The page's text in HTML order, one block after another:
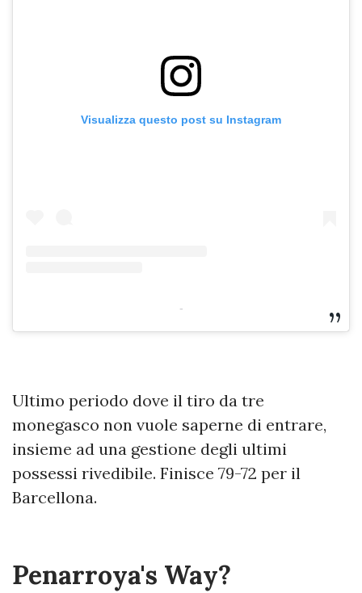
Visualizza questo post su Instagram
-
Ultimo periodo dove il tiro da tre
monegasco non vuole saperne di entrare,
insieme ad una gestione degli ultimi
possessi rivedibile. Finisce 79-72 per il
Barcellona.
Penarroya's Way?